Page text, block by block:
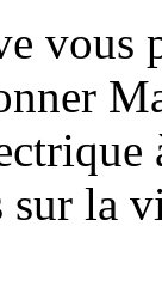
vous
sur la